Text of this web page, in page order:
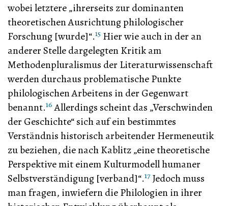
wobei letztere „ihrerseits zur dominanten
theoretischen Ausrichtung philologischer
Forschung [wurde]“.15 Hier wie auch in der an
anderer Stelle dargelegten Kritik am
Methodenpluralismus der Literaturwissenschaft
werden durchaus problematische Punkte
philologischen Arbeitens in der Gegenwart
benannt.16 Allerdings scheint das „Verschwinden
der Geschichte“ sich auf ein bestimmtes
Verständnis historisch arbeitender Hermeneutik
zu beziehen, die nach Kablitz „eine theoretische
Perspektive mit einem Kulturmodell humaner
Selbstverständigung [verband]“.17Jedoch muss
man fragen, inwiefern die Philologien in ihrer